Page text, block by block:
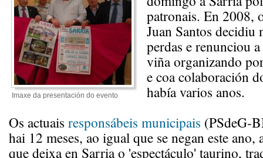
Imaxe da presentación do evento
patronais. En 2008,
Juan Santos decidiu
perdas e renunciou
viña organizando
e coa colaboración
había varios anos.
Os actuais responsábeis municipais (PSdeG-
hai 12 meses, ao igual que se negan este ano,
que deixa en Sarria o 'espectáculo' taurino,